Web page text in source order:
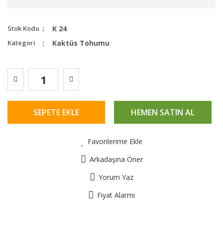
Stok Kodu K 24
Kategori Kaktüs Tohumu
SEPETE EKLE HEMEN SATIN AL
Favorilerime Ekle
Arkadaşına Öner
Yorum Yaz
Fiyat Alarmı